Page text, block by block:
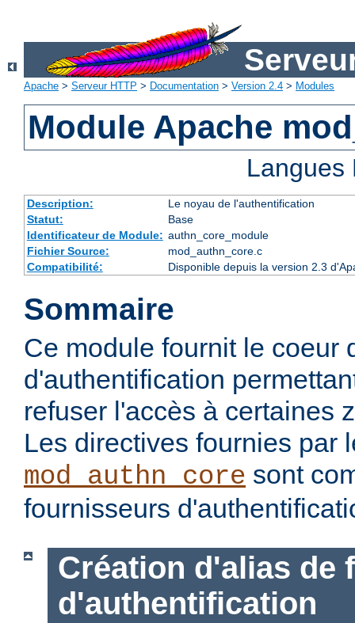
Apache > Serveur HTTP > Documentation > Version 2.4 > Modules
Module Apache
Description:
Le noyau de l'authentification
Statut:
Base
Identificateur de Module: authn_core_module
Fichier Source:
mod_authn_core.c
Compatibilité:
Disponible depuis la version 2.3
Sommaire
Ce module fournit le coeur
d'authentification
refuser l'accès à certaines
Les directives fournies par
mod_authn_core sont
fournisseurs
Création d'alias de
d'authentification